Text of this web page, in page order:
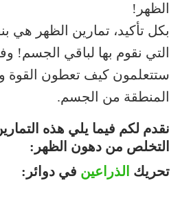
الظهر!
بكل تأكيد، تمارين الظهر هي
التي نقوم بها لباقي الجسم!
ستتعلمون كيف تعطون القوة
المنطقة من الجسم.
نقدم لكم فيما يلي هذه
التخلص من دهون الظهر:
تحريك الذراعين في دوائر: